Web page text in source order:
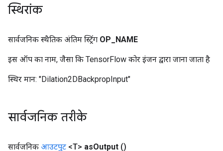
स्थिरांक
सार्वजनिक स्थैतिक अंतिम स्ट्रिंग OP NAME
इस ऑप का नाम, जैसा कि TensorFlow कोर इंजन द्वारा जाना जाता है
स्थिर मान: "Dilation2DBackpropInput"
सार्वजनिक तरीके
सार्वजनिक आउटपुट <T> asOutput ()